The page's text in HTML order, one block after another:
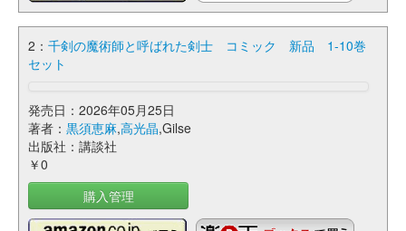
2： 千剣の魔術師と呼ばれた剣士 コミック 新品 1-10巻
セット
発売日：2026年05月25日
著者： 黒須恵麻,高光晶,Gilse
出版社：講談社
￥0
購入管理